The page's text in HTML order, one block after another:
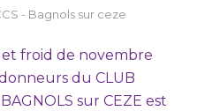
- Bagnols sur ceze
et froid de novembre
du CLUB
sur CEZE est